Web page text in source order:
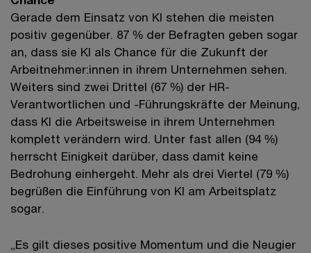
Gerade dem Einsatz von KI stehen die meisten
positiv gegenüber. 87 % der Befragten geben sogar
an, dass sie KI als Chance für die Zukunft der
Arbeitnehmer:innen in ihrem Unternehmen sehen.
Weiters sind zwei Drittel (67 %) der HR-
Verantwortlichen und -Führungskräfte der Meinung,
dass KI die Arbeitsweise in ihrem Unternehmen
komplett verändern wird. Unter fast allen (94 %)
herrscht Einigkeit darüber, dass damit keine
Bedrohung einhergeht. Mehr als drei Viertel (79 %)
begrüßen die Einführung von KI am Arbeitsplatz
sogar.
„Es gilt dieses positive Momentum und die Neugier